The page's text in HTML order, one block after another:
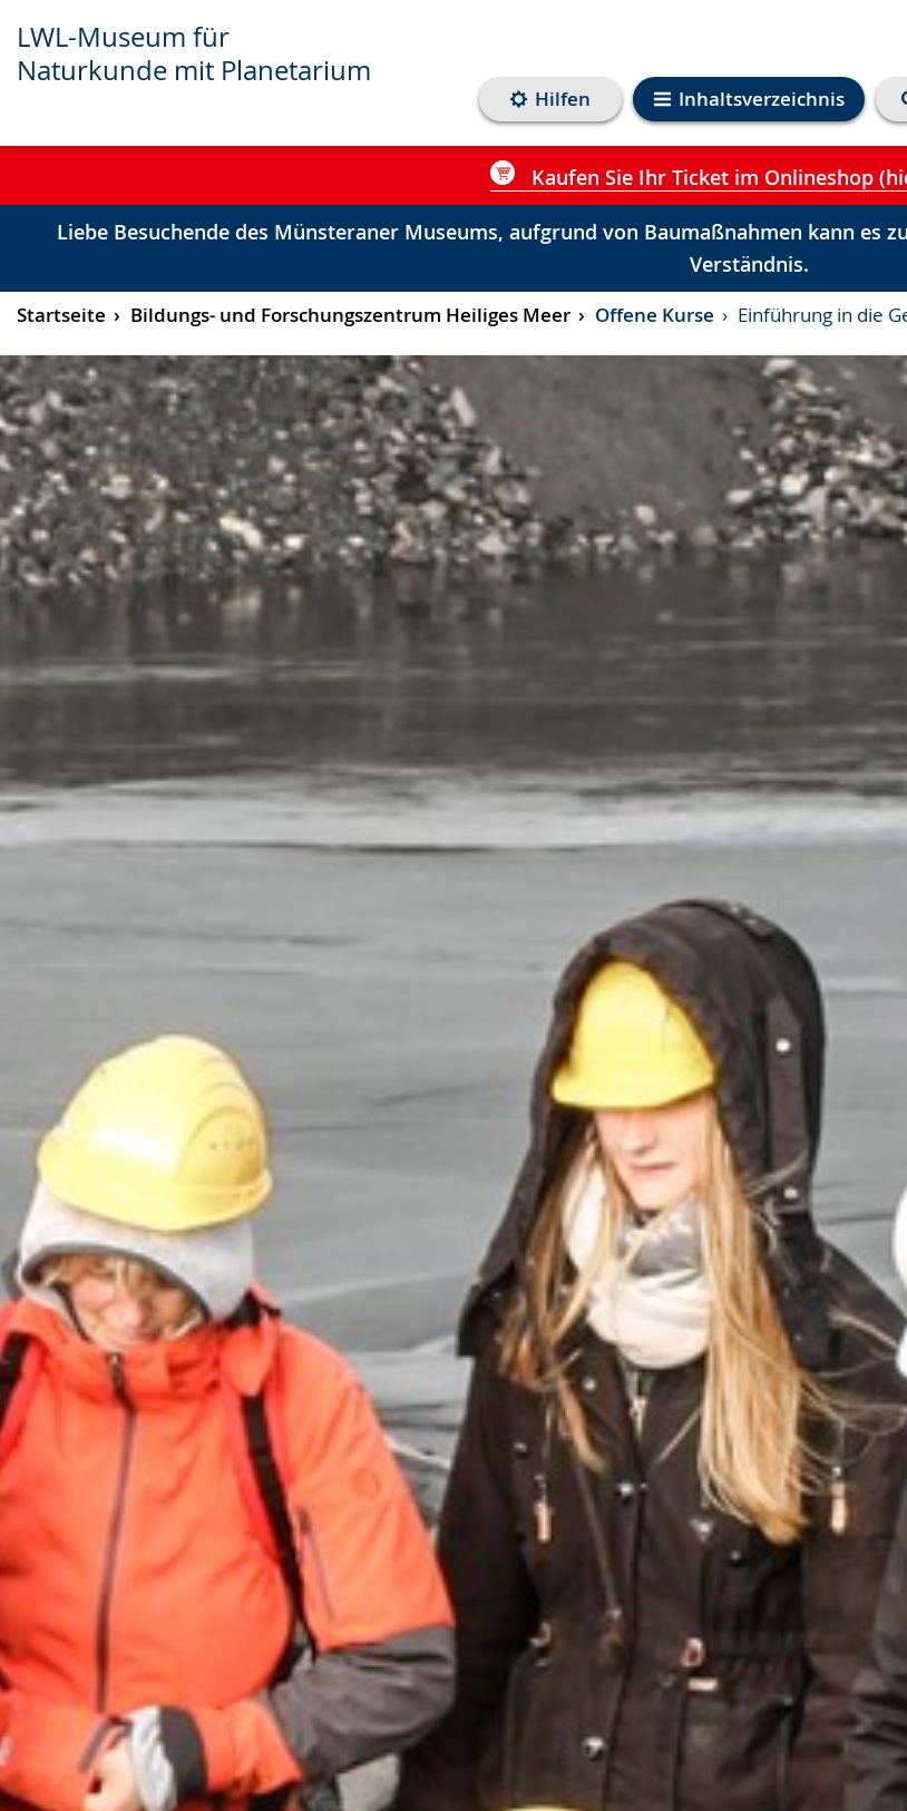
LWL-Museum für
Naturkunde mit Planetarium
Inhaltsverzeichnis
Hilfen
Kaufen Sie Ihr Ticket im Onlineshop
Liebe Besuchende des Münsteraner Museums, aufgrund von Baumaßnahmen kann
Verständnis.
Startseite Bildungs- und Forschungszentrum Heiliges Meer Offene Kurse Einführung in die